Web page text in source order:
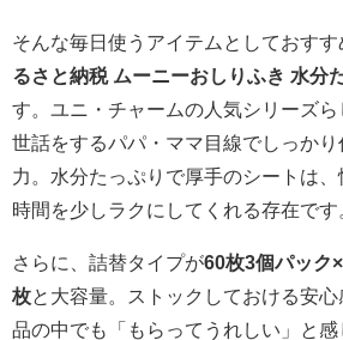
そんな毎日使うアイテムとしておすす
るさと納税 ムーニーおしりふき 水分
す。ユニ・チャームの人気シリーズ
世話をするパパ・ママ目線でしっか
力。水分たっぷりで厚手のシートは
時間を少しラクにしてくれる存在です
さらに、詰替タイプが60枚3個パック
枚と大容量。ストックしておける安
品の中でも「もらってうれしい」と